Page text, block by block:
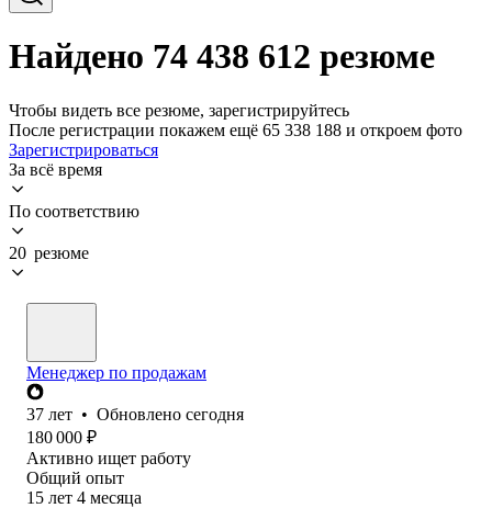
Найдено 74 438 612 резюме
Чтобы видеть все резюме, зарегистрируйтесь
После регистрации покажем ещё 65 338 188 и откроем фото
Зарегистрироваться
За всё время
По соответствию
20 резюме
Менеджер по продажам
37 лет • Обновлено сегодня
180 000 ₽
Активно ищет работу
Общий опыт
15 лет 4 месяца